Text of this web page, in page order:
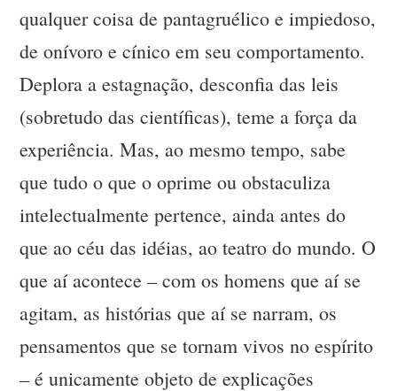
qualquer coisa de pantagruélico e impiedoso,
de onívoro e cínico em seu comportamento.
Deplora a estagnação, desconfia das leis
(sobretudo das científicas), teme a força da
experiência. Mas, ao mesmo tempo, sabe
que tudo o que o oprime ou obstaculiza
intelectualmente pertence, ainda antes do
que ao céu das idéias, ao teatro do mundo. O
que aí acontece – com os homens que aí se
agitam, as histórias que aí se narram, os
pensamentos que se tornam vivos no espírito
– é unicamente objeto de explicações